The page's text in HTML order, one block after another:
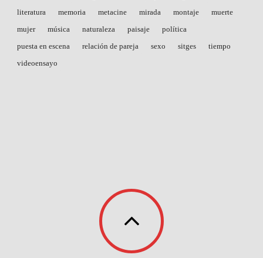
literatura
memoria metacine mirada montaje
muerte
mujer
música naturaleza paisaje
política
puesta en escena
relación de pareja sexo sitges
tiempo
videoensayo